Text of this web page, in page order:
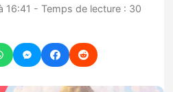
16:41 - Temps de lecture : 30